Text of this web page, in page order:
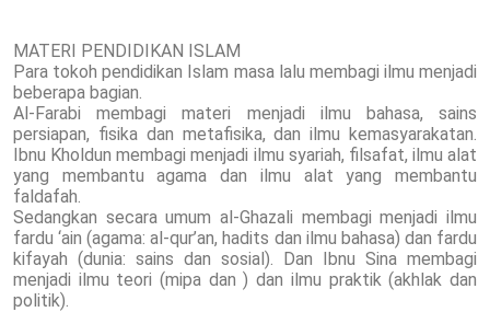
MATERI PENDIDIKAN ISLAM
Para tokoh pendidikan Islam masa lalu membagi ilmu menjadi
beberapa bagian.
Al-Farabi membagi materi menjadi ilmu bahasa, sains
persiapan, fisika dan metafisika, dan ilmu kemasyarakatan.
Ibnu Kholdun membagi menjadi ilmu syariah, filsafat, ilmu alat
yang membantu agama dan ilmu alat yang membantu
faldafah.
Sedangkan secara umum al-Ghazali membagi menjadi ilmu
fardu ‘ain (agama: al-qur’an, hadits dan ilmu bahasa) dan fardu
kifayah (dunia: sains dan sosial). Dan Ibnu Sina membagi
menjadi ilmu teori (mipa dan ) dan ilmu praktik (akhlak dan
politik).